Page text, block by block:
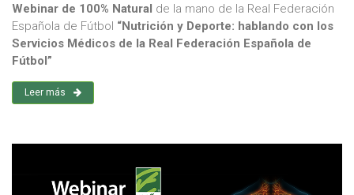
Webinar de 100% Natural de la mano de la Real Federación
Española de Fútbol “Nutrición y Deporte: hablando con los
Servicios Médicos de la Real Federación Española de
Fútbol”
Leer más